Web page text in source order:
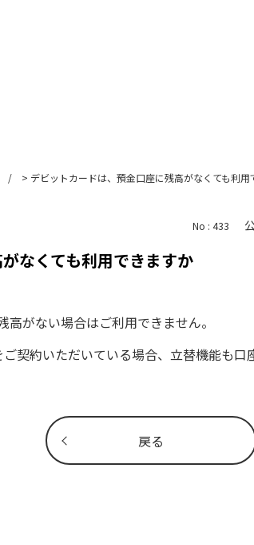
> デビットカードは、預金口座に残高がなくても利用
戻る
No : 433
なくても利用できますか
がない場合はご利用できません。
契約いただいている場合、立替機能も口